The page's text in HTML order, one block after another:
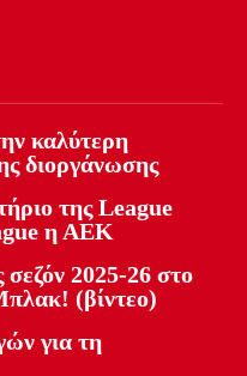
καλύτερη
διοργάνωσης
της League
η ΑΕΚ
2025-26 στο
(βίντεο)
για τη